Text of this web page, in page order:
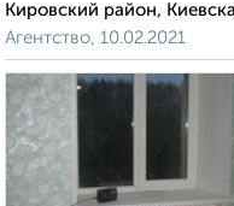
Кировский район,
Агентство, 10.02.2021